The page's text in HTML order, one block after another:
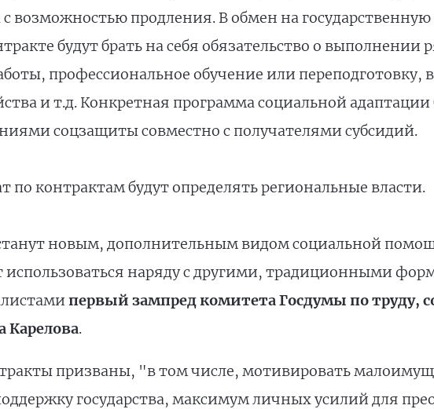
с возможностью продления. В обмен на
будут брать на себя обязательство о выполнении
профессиональное обучение или переподготовку,
и т.д. Конкретная программа социальной адаптации
соцзащиты совместно с получателями субсидий.
по контрактам будут определять региональные власти.
новым, дополнительным видом социальной
использоваться наряду с другими, традиционными
первый зампред комитета Госдумы по труду,
Карелова.
призваны, "в том числе, мотивировать
государства, максимум личных усилий для